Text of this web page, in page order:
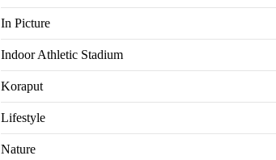
In Picture
Indoor Athletic Stadium
Koraput
Lifestyle
Nature